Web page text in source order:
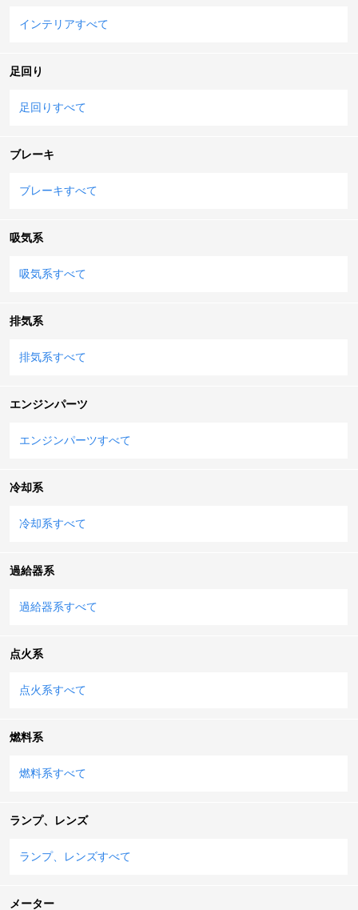
インテリアすべて
足回り
足回りすべて
ブレーキ
ブレーキすべて
吸気系
吸気系すべて
排気系
排気系すべて
エンジンパーツ
エンジンパーツすべて
冷却系
冷却系すべて
過給器系
過給器系すべて
点火系
点火系すべて
燃料系
燃料系すべて
ランプ、レンズ
ランプ、レンズすべて
メーター